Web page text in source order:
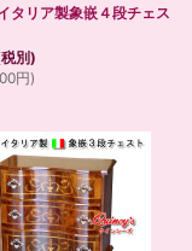
タリア製象嵌４段チェス
別)
円)